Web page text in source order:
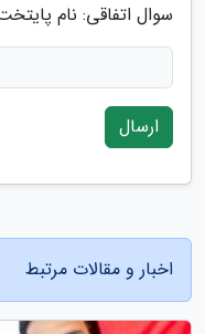
سوال اتفاقی: نام
ارسال
اخبار و مقالات مرتبط